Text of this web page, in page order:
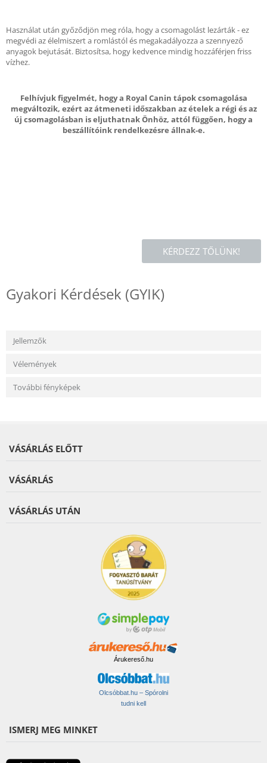
Használat után győződjön meg róla, hogy a csomagolást lezárták - ez
megvédi az élelmiszert a romlástól és megakadályozza a szennyező
anyagok bejutását. Biztosítsa, hogy kedvence mindig hozzáférjen friss
vízhez.
Felhívjuk figyelmét, hogy a Royal Canin tápok csomagolása
megváltozik, ezért az átmeneti időszakban az ételek a régi és az
új csomagolásban is eljuthatnak Önhöz, attól függően, hogy a
beszállítóink rendelkezésre állnak-e.
KÉRDEZZ TŐLÜNK!
Gyakori Kérdések (GYIK)
Jellemzők
Vélemények
További fényképek
VÁSÁRLÁS ELŐTT
VÁSÁRLÁS
VÁSÁRLÁS UTÁN
Árukereső.hu
Olcsóbbat.hu – Spórolni
tudni kell
ISMERJ MEG MINKET